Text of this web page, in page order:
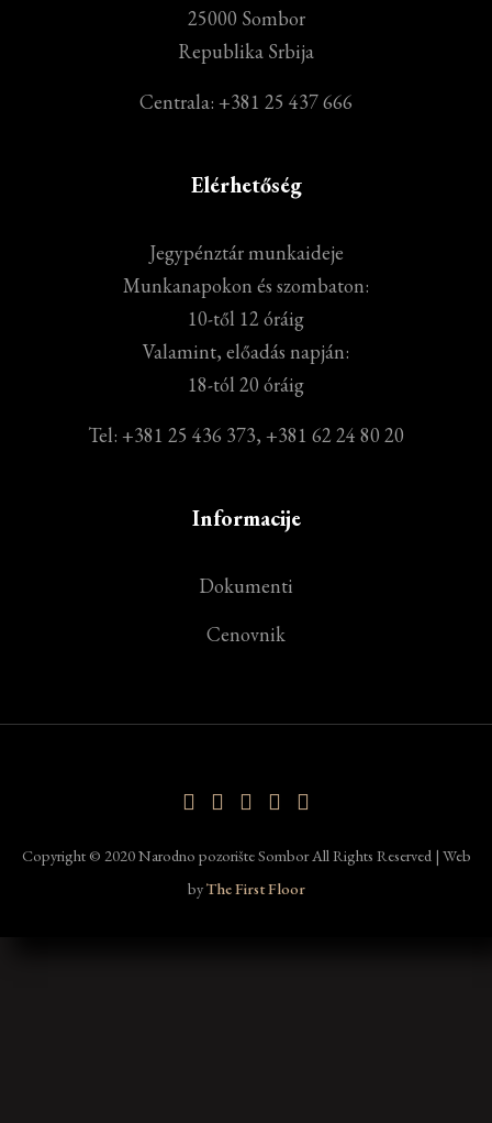
25000 Sombor
Republika Srbija
Centrala: +381 25 437 666
Elérhetőség
Jegypénztár munkaideje
Munkanapokon és szombaton:
10-től 12 óráig
Valamint, előadás napján:
18-tól 20 óráig
Tel: +381 25 436 373, +381 62 24 80 20
Informacije
Dokumenti
Cenovnik
Copyright © 2020 Narodno pozorište Sombor All Rights Reserved | Web
byThe First Floor